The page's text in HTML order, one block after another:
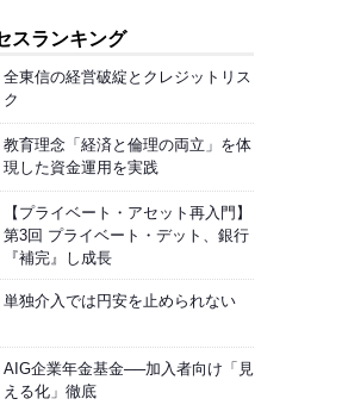
スランキング
全東信の経営破綻とクレジットリス
ク
教育理念「経済と倫理の両立」を体
現した資金運用を実践
【プライベート・アセット再入門】
第3回 プライベート・デット、銀行
『補完』し成長
単独介入では円安を止められない
AIG企業年金基金──加入者向け「見
える化」徹底